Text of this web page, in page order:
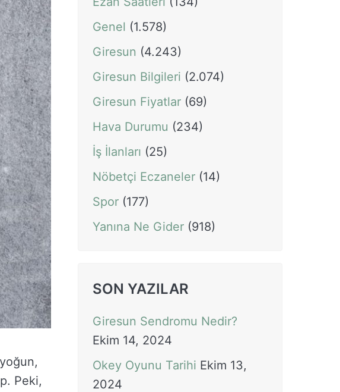
Peki,
Genel (1.578)
Giresun (4.243)
Giresun Bilgileri (2.074)
Giresun Fiyatlar (69)
Hava Durumu (234)
İş İlanları (25)
Nöbetçi Eczaneler (14)
Spor (177)
Yanına Ne Gider (918)
SON YAZILAR
Giresun Sendromu Nedir?
Ekim 14, 2024
Okey Oyunu Tarihi Ekim 13,
2024